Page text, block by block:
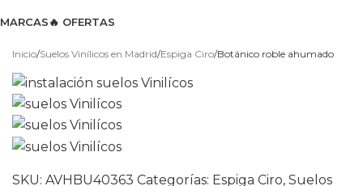
MARCAS🔥 OFERTAS
Ver catálogo 2026
Inicio Suelos Vinílicos en Madrid Espiga Ciro Botánico roble ahumado
SKU: AVHBU40363 Categorías: Espiga Ciro, Suelos